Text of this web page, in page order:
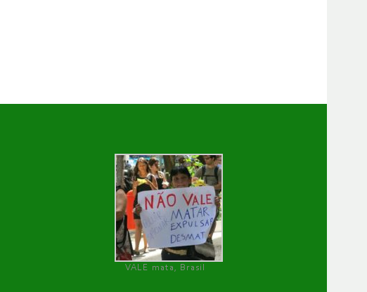
VALE mata, Brasil